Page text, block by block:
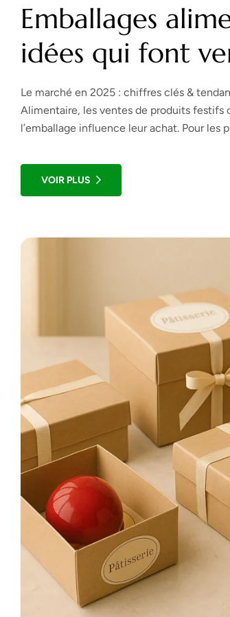
Emballages
idées qui font
Le marché en 2025 : chiffres clés &
Alimentaire, les ventes de produits festifs
l’emballage influence leur achat. Pour
VOIR PLUS